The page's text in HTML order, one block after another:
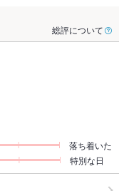
総評について
落ち着いた
特別な日